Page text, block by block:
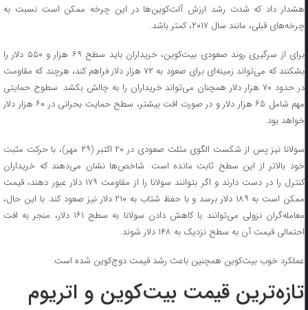
هشدار داد که شدت رشد ارزش آلت‌کوین‌ها در این چرخه ممکن است نسبت به
چرخه‌های قبلی، مانند سال ۲۰۱۷، کمتر باشد.
برای از سرگیری روند صعودی بیت‌کوین، خریداران باید سطح ۶۹ هزار و ۵۵۰ دلار را
بشکنند که می‌تواند زمینه‌ای برای صعود به ۷۲ هزار دلار فراهم کند، هرچند که مقاومت
در حدود ۷۰ هزار دلار همچنان می‌تواند خریداران را به چالش بکشد. سطوح حمایتی
مهم شامل ۶۵ هزار دلار و در صورت افت بیشتر، سطح حمایت بحرانی در ۶۰ هزار دلار
خواهد بود.
سولانا نیز پس از شکست الگوی مثلث صعودی در ۲۰ اکتبر (۲۹ مهر)، با حرکت مثبت
خود بالاتر از این سطح ثابت مانده است. شاخص‌ها نشان می‌دهند که خریداران
کنترل را در دست دارند و اگر بتوانند سولانا را از مقاومت ۱۷۹ دلار عبور دهند، قیمت
ممکن است به ۱۸۹ دلار برسد و با حفظ شتاب به ۲۱۰ دلار نیز صعود کند. با این حال،
معامله‌گران نزولی می‌توانند با کاهش دادن سولانا به سطح ۱۶۱ دلار، منجر به افت
احتمالی قیمت آن به سطح نزدیک به ۱۴۸ دلار شوند.
عملکرد خوب بیت‌کوین همچنین باعث رشد قیمت دوج‌کوین شده است.
تازه‌ترین قیمت بیت‌کوین و اتریوم